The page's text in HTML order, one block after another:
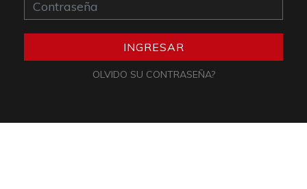
OLVIDO SU CONTRASEÑA?